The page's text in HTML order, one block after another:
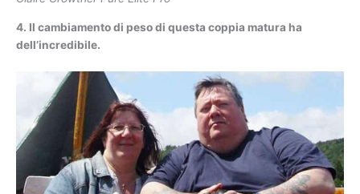
4. Il cambiamento di peso di questa coppia matura ha
dell’incredibile.